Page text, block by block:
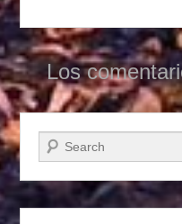
Los
Buscar